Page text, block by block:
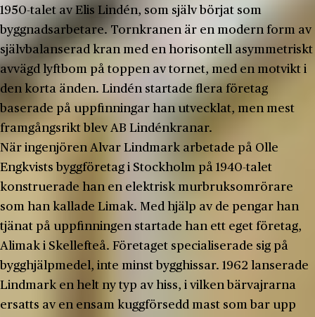
1950-talet av Elis Lindén, som själv börjat som
byggnadsarbetare. Tornkranen är en modern form av
självbalanserad kran med en horisontell asymmetriskt
avvägd lyftbom på toppen av tornet, med en motvikt i
den korta änden. Lindén startade flera företag
baserade på uppfinningar han utvecklat, men mest
framgångsrikt blev AB Lindénkranar.
När ingenjören Alvar Lindmark arbetade på Olle
Engkvists byggföretag i Stockholm på 1940-talet
konstruerade han en elektrisk murbruksomrörare
som han kallade Limak. Med hjälp av de pengar han
tjänat på uppfinningen startade han ett eget företag,
Alimak i Skellefteå. Företaget specialiserade sig på
bygghjälpmedel, inte minst bygghissar. 1962 lanserade
Lindmark en helt ny typ av hiss, i vilken bärvajrarna
ersatts av en ensam kuggförsedd mast som bar upp